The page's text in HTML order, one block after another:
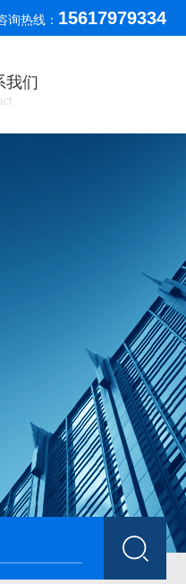
询热线： 15617979334
我们
热 1700度升降式马弗炉 烧